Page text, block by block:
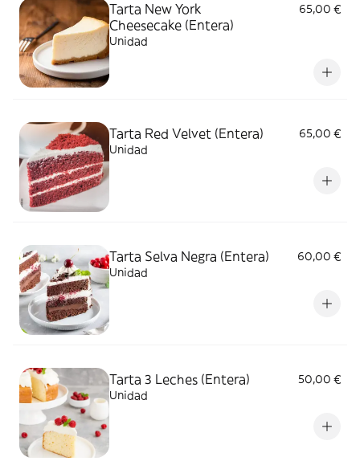
Tarta New York
Cheesecake (Entera)
65,00 €
Unidad
Tarta Red Velvet (Entera)
65,00 €
Unidad
Tarta Selva Negra (Entera)
60,00 €
Unidad
Tarta 3 Leches (Entera)
50,00 €
Unidad